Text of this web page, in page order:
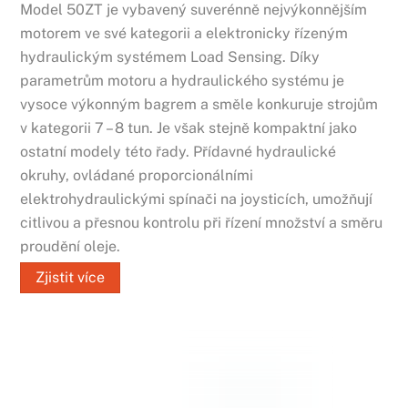
Model 50ZT je vybavený suverénně nejvýkonnějším
motorem ve své kategorii a elektronicky řízeným
hydraulickým systémem Load Sensing. Díky
parametrům motoru a hydraulického systému je
vysoce výkonným bagrem a směle konkuruje strojům
v kategorii 7 – 8 tun. Je však stejně kompaktní jako
ostatní modely této řady. Přídavné hydraulické
okruhy, ovládané proporcionálními
elektrohydraulickými spínači na joysticích, umožňují
citlivou a přesnou kontrolu při řízení množství a směru
proudění oleje.
Zjistit více